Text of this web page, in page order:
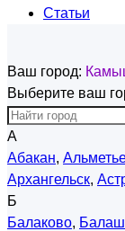
Статьи
Ваш город:
Выберите ваш
А
Абакан,
Архангельск,
Б
Балаково,